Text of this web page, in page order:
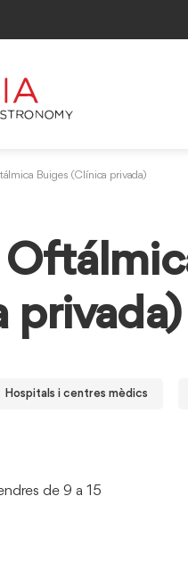
Buiges (Clínica privada)
privada)
Hospitals i centres mèdics
de 9 a 15